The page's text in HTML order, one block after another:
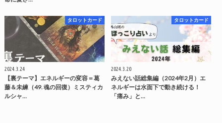
タロットカード
2024.3.24
【裏テーマ】エネルギーの変容＝葛
藤＆未練（49. 魂の回復）ミスティカ
ルシャ…
タロットカード
2024.3.20
みえない話総集編（2024年2月）エ
ネルギーは水面下で動き続ける！
「痛み」と…